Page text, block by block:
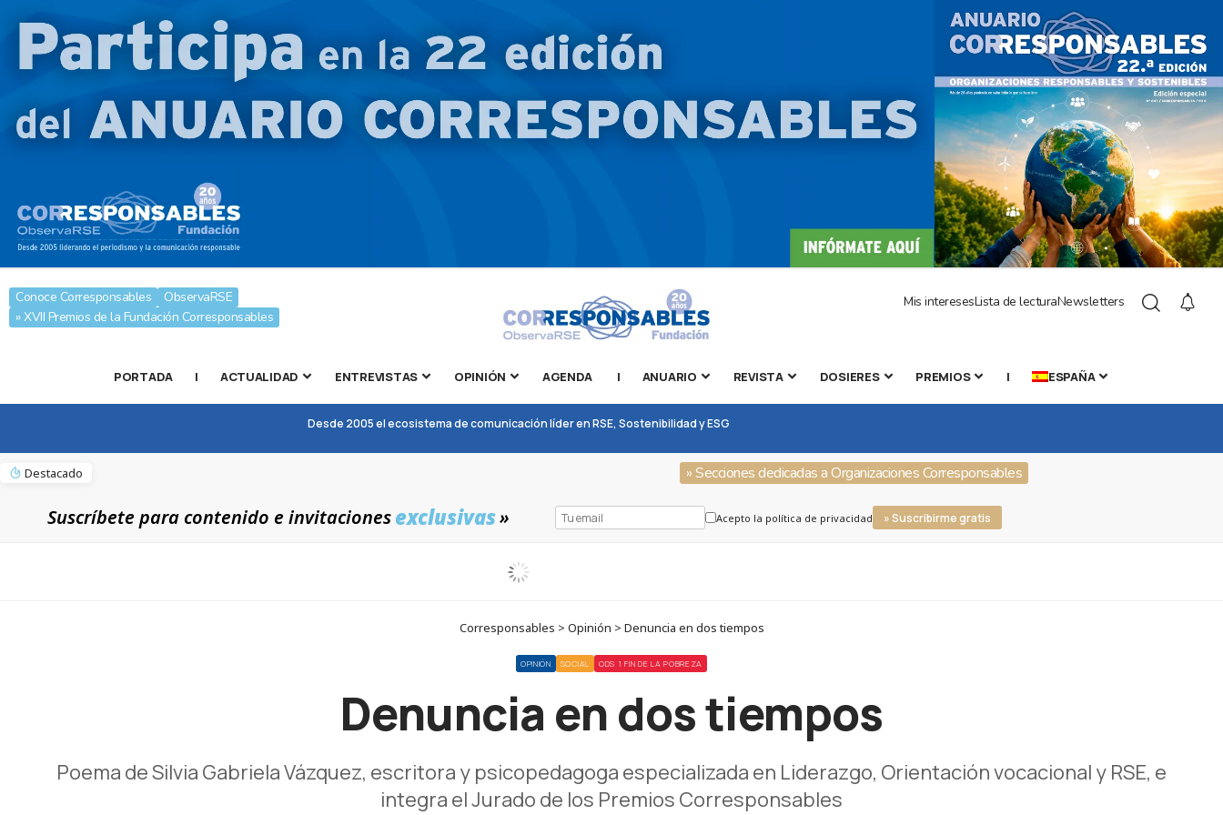
Conoce Corresponsables
ObservaRSE
» XVII Premios de la Fundación Corresponsables
Mis interesesLista de lecturaNewsletters
PORTADA | ACTUALIDAD ENTREVISTAS OPINIÓN AGENDA | ANUARIO REVISTA DOSIERES PREMIOS | ESPAÑA
Desde 2005 el ecosistema de comunicación líder en RSE, Sostenibilidad y ESG
Destacado » Secciones dedicadas a Organizaciones Corresponsables
Suscríbete para contenido e invitacionesexclusivas» Acepto la política de privacidad » Suscribirme gratis
Corresponsables > Opinión > Denuncia en dos tiempos
OPINIÓN SOCIAL ODS 1 FIN DE LA POBREZA
Denuncia en dos tiempos
Poema de Silvia Gabriela Vázquez, escritora y psicopedagoga especializada en Liderazgo, Orientación vocacional y RSE, e
integra el Jurado de los Premios Corresponsables